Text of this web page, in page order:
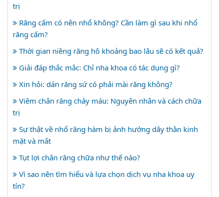
trị
Răng cấm có nên nhổ không? Cần làm gì sau khi nhổ
răng cấm?
Thời gian niềng răng hô khoảng bao lâu sẽ có kết quả?
Giải đáp thắc mắc: Chỉ nha khoa có tác dụng gì?
Xin hỏi: dán răng sứ có phải mài răng không?
Viêm chân răng chảy máu: Nguyên nhân và cách chữa
trị
Sự thật về nhổ răng hàm bị ảnh hưởng dây thần kinh
mặt và mắt
Tụt lợi chân răng chữa như thế nào?
Vì sao nên tìm hiểu và lựa chọn dịch vụ nha khoa uy
tín?